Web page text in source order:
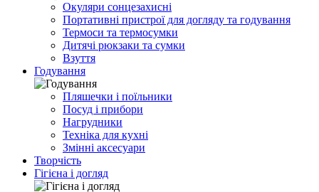
Окуляри сонцезахисні
Портативні пристрої для догляду та годування
Термоси та термосумки
Дитячі рюкзаки та сумки
Взуття
Годування
Пляшечки і поїльники
Посуд і прибори
Нагрудники
Техніка для кухні
Змінні аксесуари
Творчість
Гігієна і догляд